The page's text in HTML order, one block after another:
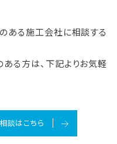
ある施工会社に相談する
る方は、下記よりお気軽
談はこちら